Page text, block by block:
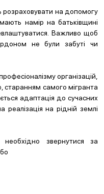
розраховувати на допомогу
намір на батьківщині
Важливо щоб
не були забуті чи
організацій,
самого мігранта
адаптація до сучасних
на рідній землі
звернутися за